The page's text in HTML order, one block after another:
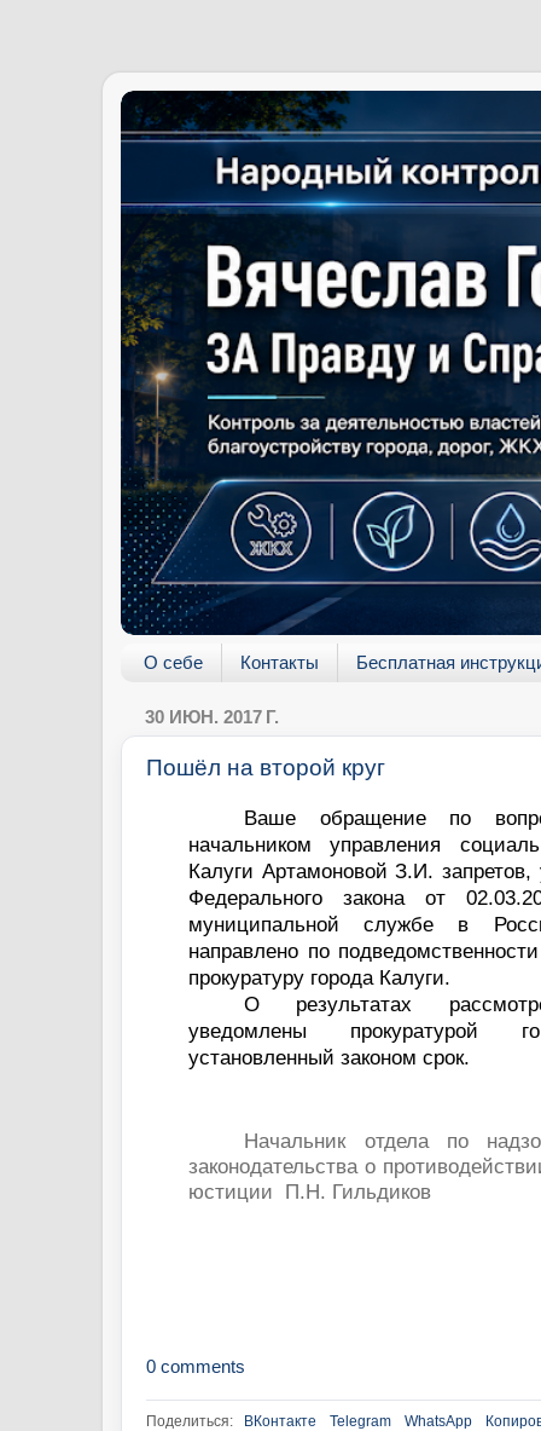
О себе Контакты Бесплатная
30 ИЮН. 2017 Г.
Пошёл на второй круг
Ваше обращение по
начальником управления
Калуги Артамоновой З.И. запретов,
Федерального закона от
муниципальной службе в
направлено по
прокуратуру города Калуги.
О результатах
уведомлены прокуратурой
установленный законом срок.
Начальник отдела по
законодательства о
юстиции П.Н. Гильдиков
0 comments
Поделиться: ВКонтакте Telegram WhatsApp